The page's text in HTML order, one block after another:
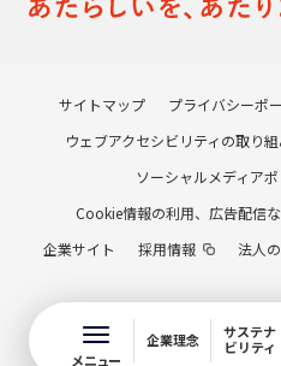
メニュー
企業理念
サステナ
ビリティ
サイトマップ プライバシーポ
ウェブアクセシビリティの取り
ソーシャルメディア
Cookie情報の利用、広告配信
企業サイト
採用情報 法人